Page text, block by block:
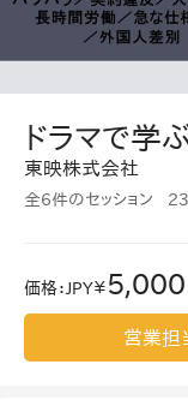
ドラマで学
東映株式会社
全6件のセッション
価格：JPY￥ 5,000
営業担